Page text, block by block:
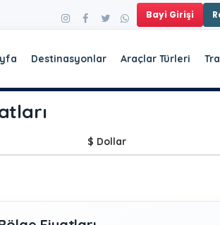
Bayi Girişi
Destinasyonlar Araçlar Türleri
$ Dollar